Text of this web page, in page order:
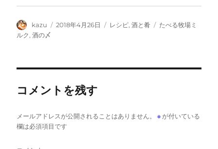
投
稿
kazu
投
2018年4月26日
カ
レシピ,酒と肴
タ
たべる牧場ミ
ルク,酒の〆
コメントを残す
メールアドレスが公開されることはありません。 ※ が付いている
欄は必須項目です